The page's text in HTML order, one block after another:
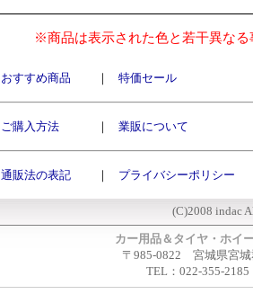
※商品は表示された色と若干異な
おすすめ商品 ｜ 特価セール
ご購入方法 ｜ 業販について
通販法の表記 ｜ プライバシーポリシー
(C)2008 indac
カー用品＆タイヤ・ホイ
〒985-0822 宮城県宮城
TEL：022-355-